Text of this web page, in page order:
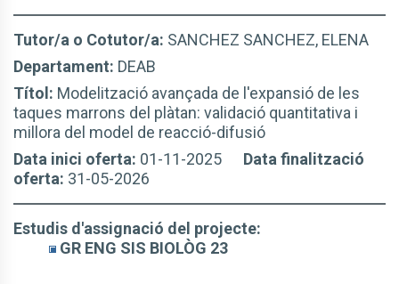
Tutor/a o Cotutor/a: SANCHEZ SANCHEZ, ELENA
Departament: DEAB
Títol: Modelització avançada de l'expansió de les
taques marrons del plàtan: validació quantitativa i
millora del model de reacció-difusió
Data inici oferta: 01-11-2025 Data finalització
oferta: 31-05-2026
Estudis d'assignació del projecte:
GR ENG SIS BIOLÒG 23